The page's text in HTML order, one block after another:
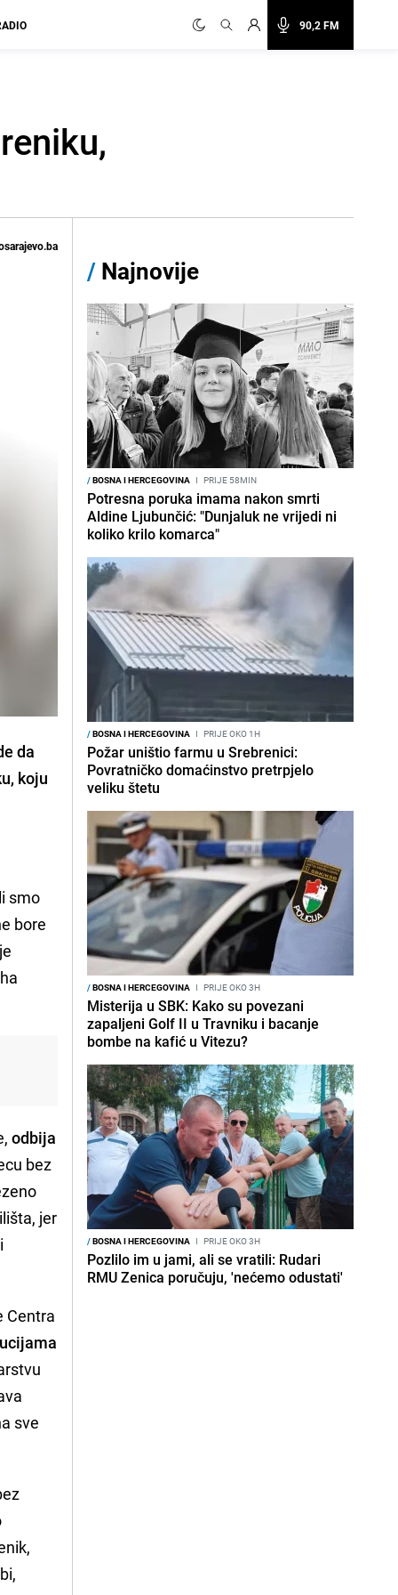
90,2 FM
da
koju
smo
bore
odbija
bez
jer
Centra
sve
/ Najnovije
/BOSNA I HERCEGOVINA I PRIJE 58MIN
Potresna poruka imama nakon smrti
Aldine Ljubunčić: "Dunjaluk ne vrijedi ni
koliko krilo komarca"
/BOSNA I HERCEGOVINA I PRIJE OKO 1H
Požar uništio farmu u Srebrenici:
Povratničko domaćinstvo pretrpjelo
veliku štetu
/BOSNA I HERCEGOVINA I PRIJE OKO 3H
Misterija u SBK: Kako su povezani
zapaljeni Golf II u Travniku i bacanje
bombe na kafić u Vitezu?
/BOSNA I HERCEGOVINA I PRIJE OKO 3H
Pozlilo im u jami, ali se vratili: Rudari
RMU Zenica poručuju, 'nećemo odustati'